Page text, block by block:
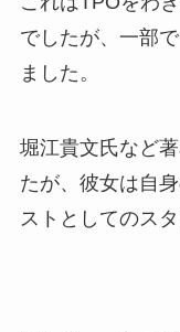
でしたが、一部
ました。
堀江貴文氏など
たが、彼女は自
ストとしてのス